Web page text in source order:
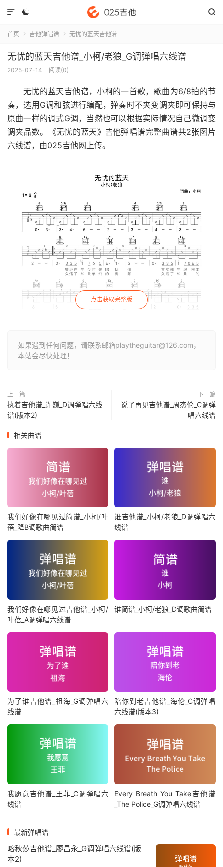
 

首页  吉他弹唱谱  无忧的蓝天吉他谱
无忧的蓝天吉他谱_小柯/老狼_G调弹唱六线谱
2025-07-14 阅读(0)
无忧的蓝天吉他谱，小柯的一首歌，歌曲为6/8拍的节
奏，选用G调和弦进行编配，弹奏时不夹变调夹即可保持与
原曲一样的调式G调，当然也可以根据实际情况自己微调变
调夹品数。《无忧的蓝天》吉他弹唱谱完整曲谱共2张图片
六线谱，由025吉他网上传。
点击获取完整版
如果遇到任何问题，请联系邮箱playtheguitar@126.com，
本站会尽快处理！
上一篇
执着吉他谱_许巍_D调弹唱六线
谱(版本2)
下一篇
说了再见吉他谱_周杰伦_C调弹
唱六线谱
相关曲谱
我们好像在哪见过简谱_小柯/叶
蓓_降B调歌曲简谱
谁吉他谱_小柯/老狼_D调弹唱六
线谱
我们好像在哪见过吉他谱_小柯/
叶蓓_A调弹唱六线谱
谁简谱_小柯/老狼_D调歌曲简谱
为了谁吉他谱_祖海_G调弹唱六
线谱
陪你到老吉他谱_海伦_C调弹唱
六线谱(版本3)
我愿意吉他谱_王菲_C调弹唱六
线谱
Every Breath You Take吉他谱
_The Police_G调弹唱六线谱
最新弹唱谱
喀秋莎吉他谱_廖昌永_G调弹唱六线谱(版
本2)